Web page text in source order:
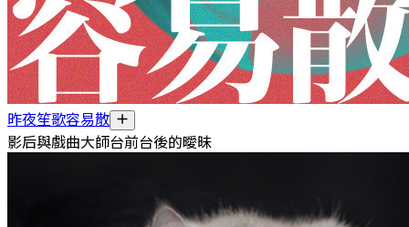
昨夜笙歌容易散
影后與戲曲大師台前台後的曖昧